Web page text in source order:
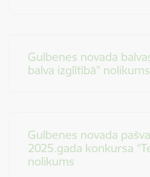
Gulbenes novada
balva izglītībā” nolikums
Gulbenes novada
2025.gada konkursa
nolikums